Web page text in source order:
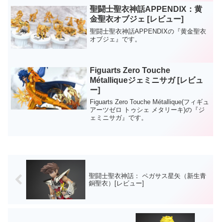
『ORIGINAL CO...
聖闘士聖衣神話APPENDIX：黄
金聖衣オブジェ [レビュー]
聖闘士聖衣神話APPENDIXの『黄金聖衣
オブジェ』です。
Figuarts Zero Touche
Métalliqueジェミニサガ [レビュ
ー]
Figuarts Zero Touche Métallique(フィギュ
アーツゼロ トゥシェ メタリーキ)の『ジ
ェミニサガ』です。
聖闘士聖衣神話： ペガサス星矢（新生青
銅聖衣）[レビュー]